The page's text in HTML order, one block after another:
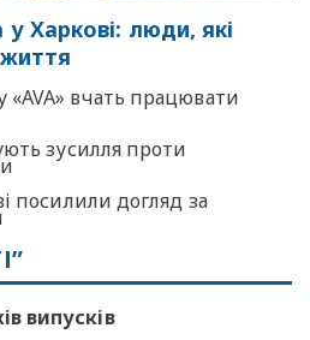
Харкові: люди, які
вчать працювати
зусилля проти
посилили догляд за
випусків